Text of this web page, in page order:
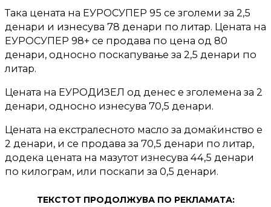
Така цената на ЕУРОСУПЕР 95 се зголеми за 2,5
денари и изнесува 78 денари по литар. Цената на
ЕУРОСУПЕР 98+ се продава по цена од 80
денари, односно поскапување за 2,5 денари по
литар.
Цената на ЕУРОДИЗЕЛ од денес е зголемена за 2
денари, односно изнесува 70,5 денари.
Цената на екстралесното масло за домаќинство е
2 денари, и се продава за 70,5 денари по литар,
додека цената на мазутот изнесува 44,5 денари
по килограм, или поскапи за 0,5 денари.
ТЕКСТОТ ПРОДОЛЖУВА ПО РЕКЛАМАТА: